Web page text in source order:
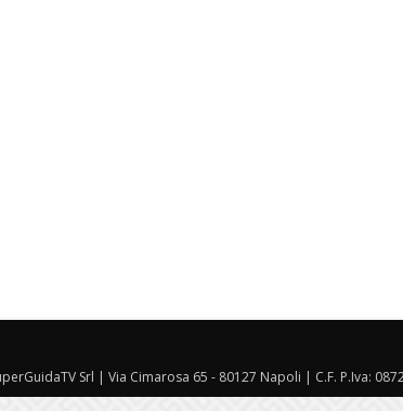
Srl | Via Cimarosa 65 - 80127 Napoli | C.F. P.Iva: